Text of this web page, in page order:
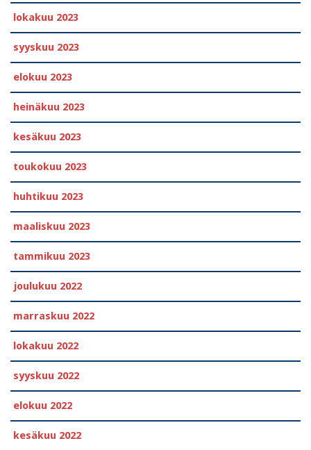
lokakuu 2023
syyskuu 2023
elokuu 2023
heinäkuu 2023
kesäkuu 2023
toukokuu 2023
huhtikuu 2023
maaliskuu 2023
tammikuu 2023
joulukuu 2022
marraskuu 2022
lokakuu 2022
syyskuu 2022
elokuu 2022
kesäkuu 2022